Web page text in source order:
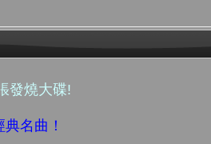
發燒大碟!
名曲！